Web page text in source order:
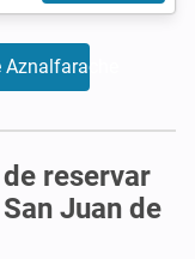
reservar
Juan de